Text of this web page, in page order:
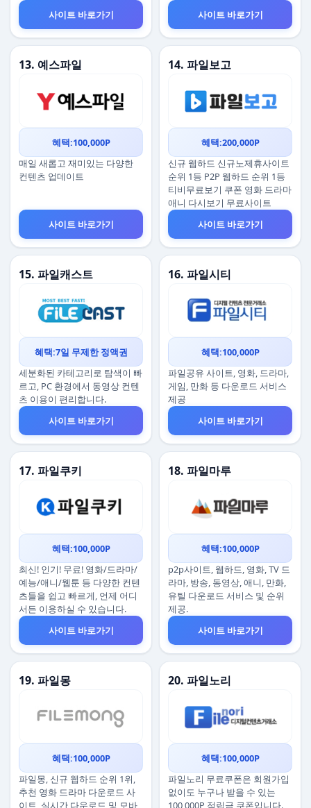
사이트 바로가기
사이트 바로가기
13. 예스파일
혜택:100,000P
매일 새롭고 재미있는 다양한
컨텐츠 업데이트
사이트 바로가기
14. 파일보고
혜택:200,000P
신규 웹하드 신규노제휴사이트
순위 1등 P2P 웹하드 순위 1등
티비무료보기 쿠폰 영화 드라마
애니 다시보기 무료사이트
사이트 바로가기
15. 파일캐스트
혜택:7일 무제한 정액권
세분화된 카테고리로 탐색이 빠
르고, PC 환경에서 동영상 컨텐
츠 이용이 편리합니다.
사이트 바로가기
16. 파일시티
혜택:100,000P
파일공유 사이트, 영화, 드라마,
게임, 만화 등 다운로드 서비스
제공
사이트 바로가기
17. 파일쿠키
혜택:100,000P
최신! 인기! 무료! 영화/드라마/
예능/애니/웹툰 등 다양한 컨텐
츠들을 쉽고 빠르게, 언제 어디
서든 이용하실 수 있습니다.
사이트 바로가기
18. 파일마루
혜택:100,000P
p2p사이트, 웹하드, 영화, TV 드
라마, 방송, 동영상, 애니, 만화,
유틸 다운로드 서비스 및 순위
제공.
사이트 바로가기
19. 파일몽
혜택:100,000P
파일몽, 신규 웹하드 순위 1위,
추천 영화 드라마 다운로드 사
이트, 실시간 다운로드 및 모바
20. 파일노리
혜택:100,000P
파일노리 무료쿠폰은 회원가입
없이도 누구나 받을 수 있는
100,000P 적립금 쿠폰입니다.